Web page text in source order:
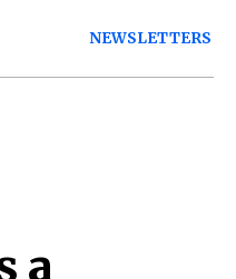
NEWSLETTERS
a